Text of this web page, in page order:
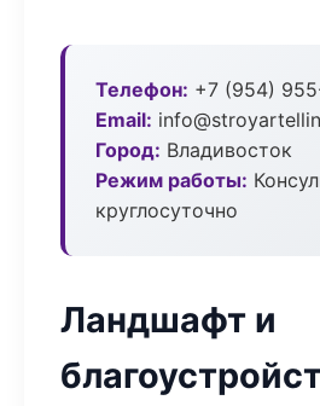
Телефон: +7 (954)
Email:
Город: Владивосток
Режим работы:
круглосуточно
Ландшафт и